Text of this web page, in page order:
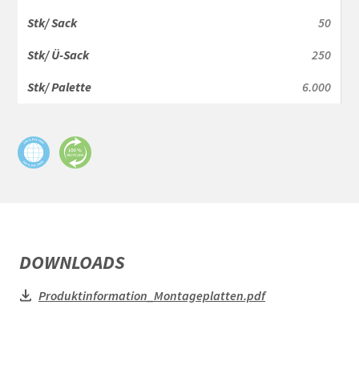
50
250
6.000
DOWNLOADS
Produktinformation_Montageplatten.pdf